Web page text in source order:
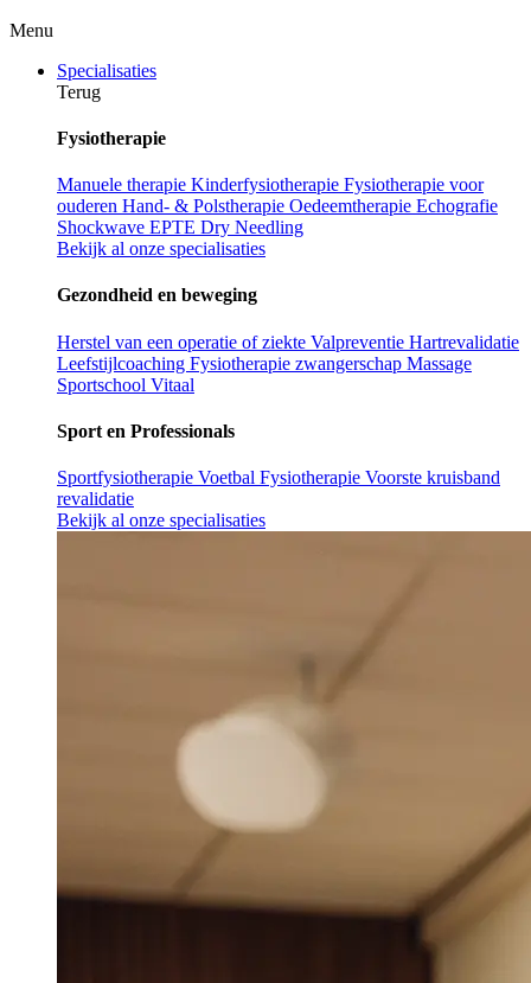
Menu
Specialisaties
Terug
Fysiotherapie
Manuele therapie Kinderfysiotherapie Fysiotherapie voor
ouderen Hand- & Polstherapie Oedeemtherapie Echografie
Shockwave EPTE Dry Needling
Bekijk al onze specialisaties
Gezondheid en beweging
Herstel van een operatie of ziekte Valpreventie Hartrevalidatie
Leefstijlcoaching Fysiotherapie zwangerschap Massage
Sportschool Vitaal
Sport en Professionals
Sportfysiotherapie Voetbal Fysiotherapie Voorste kruisband
revalidatie
Bekijk al onze specialisaties